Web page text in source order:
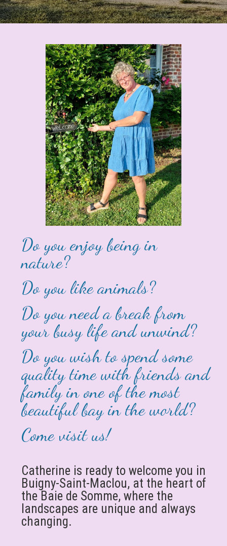
Do you enjoy being in
nature?
Do you like animals?
Do you need a break from
your busy life and unwind?
Do you wish to spend some
quality time with friends and
family in one of the most
beautiful bay in the world?
Come visit us!
Catherine is ready to welcome you in
Buigny-Saint-Maclou, at the heart of
the Baie de Somme, where the
landscapes are unique and always
changing.